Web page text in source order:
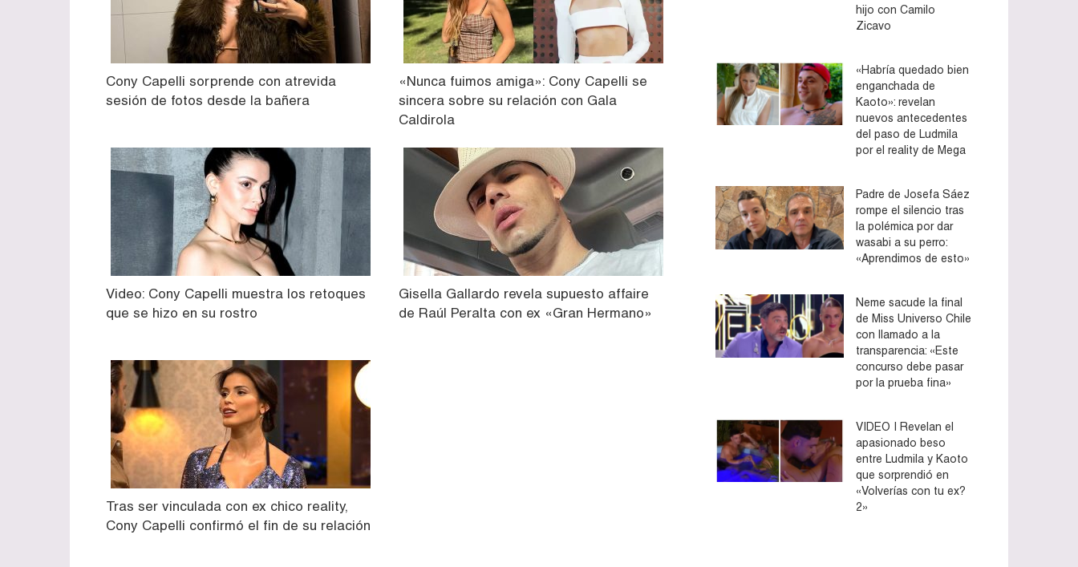
Cony Capelli sorprende con atrevida
sesión de fotos desde la bañera
«Nunca fuimos amiga»: Cony Capelli se
sincera sobre su relación con Gala
Caldirola
Video: Cony Capelli muestra los retoques
que se hizo en su rostro
Gisella Gallardo revela supuesto affaire
de Raúl Peralta con ex «Gran Hermano»
Tras ser vinculada con ex chico reality,
Cony Capelli confirmó el fin de su relación
hijo con Camilo
Zicavo
«Habría quedado bien
enganchada de
Kaoto»: revelan
nuevos antecedentes
del paso de Ludmila
por el reality de Mega
Padre de Josefa Sáez
rompe el silencio tras
la polémica por dar
wasabi a su perro:
«Aprendimos de esto»
Neme sacude la final
de Miss Universo Chile
con llamado a la
transparencia: «Este
concurso debe pasar
por la prueba fina»
VIDEO | Revelan el
apasionado beso
entre Ludmila y Kaoto
que sorprendió en
«Volverías con tu ex?
2»